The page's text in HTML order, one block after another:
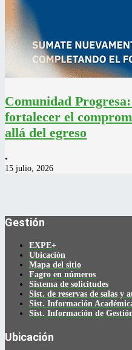
Comunidad
fortalecer el
allá del egreso
•
15 julio, 2026
Gestión
EXPE+
Ubicación
Mapa del sitio
Fagro en números
Sistema de solicitudes
Sist. de reservas de salas y
Sist. Información
Sist. Información de
Ubicación